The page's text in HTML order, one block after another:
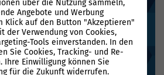
über die Nutzung sammeln,
Angebote und Werbung
Klick auf den Button "Akzeptieren"
der Verwendung von Cookies,
Tools einverstanden. In den
Sie Cookies, Tracking- und Re-
Ihre Einwilligung können Sie
für die Zukunft widerrufen.